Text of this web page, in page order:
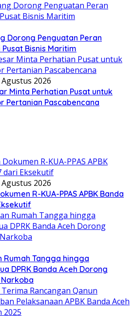
Dorong Penguatan Peran
Bisnis Maritim
2026
Minta Perhatian Pusat untuk
Pertanian Pascabencana
Agustus 2026
R-KUA-PPAS APBK Banda
Rumah Tangga hingga
DPRK Banda Aceh Dorong